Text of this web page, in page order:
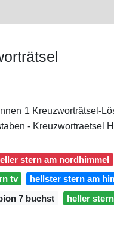
1 Kreuzworträtsel-
- Kreuzwortraetsel
stern am nordhimmel
tv
hellster stern am
7 buchst
heller